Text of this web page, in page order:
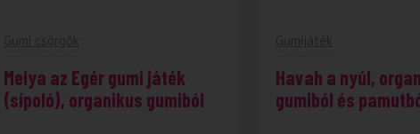
Meiya az Egér gumi játék
(sípoló), organikus gumiból
Havah a nyúl,
gumiból és